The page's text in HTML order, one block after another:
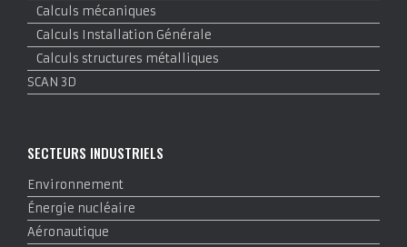
Calculs mécaniques
Calculs Installation Générale
Calculs structures métalliques
SCAN 3D
SECTEURS INDUSTRIELS
Environnement
Énergie nucléaire
Aéronautique